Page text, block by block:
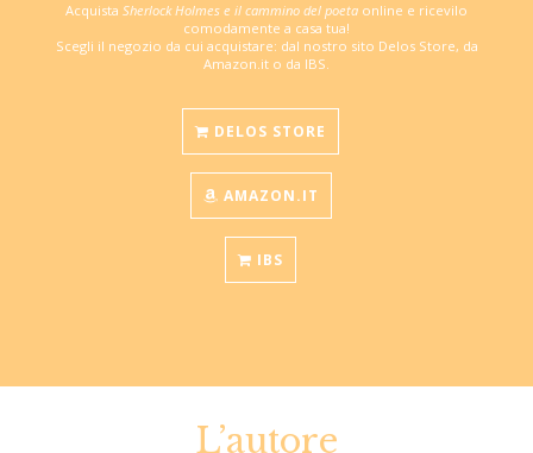
Acquista Sherlock Holmes e il cammino del poeta online e ricevilo
comodamente a casa tua!
Scegli il negozio da cui acquistare: dal nostro sito Delos Store, da
Amazon.it o da IBS.
DELOS STORE
AMAZON.IT
IBS
L’autore